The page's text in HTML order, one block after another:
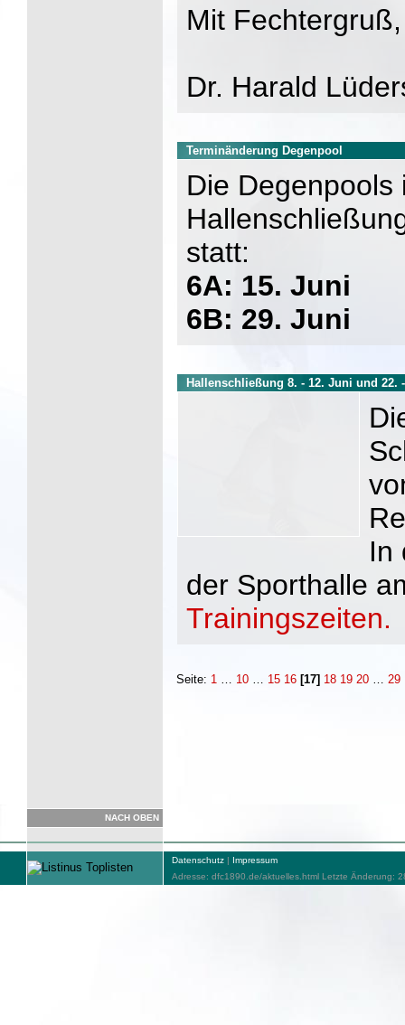
Mit Fechtergruß,
Dr. Harald
Terminänderung Degenpool
Die
statt:
6A: 15. Juni
6B: 29. Juni
Hallenschließung 8. - 12. Juni und 22.
In
der Sporthalle
Trainingszeiten.
Seite: 1 … 10 … 15 16 [17] 18 19 20 … 29
NACH OBEN
Datenschutz | Impressum
Adresse: dfc1890.de/aktuelles.html Letzte Änderung: